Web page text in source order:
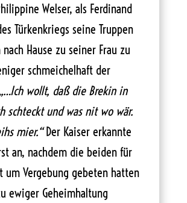
Welser, als Ferdinand
Türkenkriegs seine Truppen
Hause zu seiner Frau zu
schmeichelhaft der
wollt, daß die Brekin in
schteckt und was nit wo wär.
mier.“Der Kaiser erkannte
an, nachdem die beiden für
um Vergebung gebeten hatten
ewiger Geheimhaltung